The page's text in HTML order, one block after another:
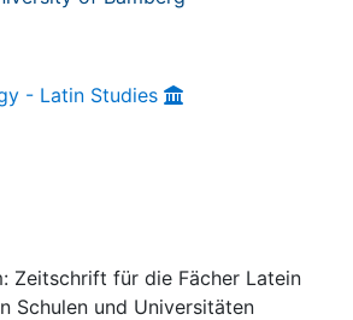
- Latin Studies
Zeitschrift für die Fächer Latein
Schulen und Universitäten